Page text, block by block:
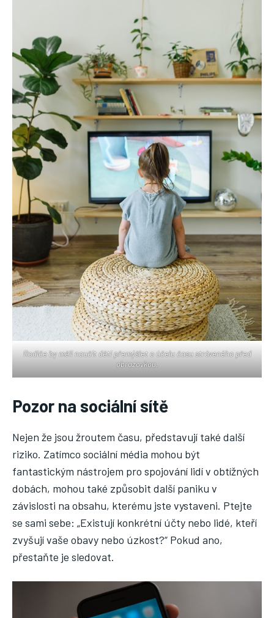
Rodiče by měli naučit děti přemýšlet o účelu času stráveného před
obrazovkou.
Pozor na sociální sítě
Nejen že jsou žroutem času, představují také další
riziko. Zatímco sociální média mohou být
fantastickým nástrojem pro spojování lidí v obtížných
dobách, mohou také způsobit další paniku v
závislosti na obsahu, kterému jste vystaveni. Ptejte
se sami sebe: „Existují konkrétní účty nebo lidé, kteří
zvyšují vaše obavy nebo úzkost?“ Pokud ano,
přestaňte je sledovat.